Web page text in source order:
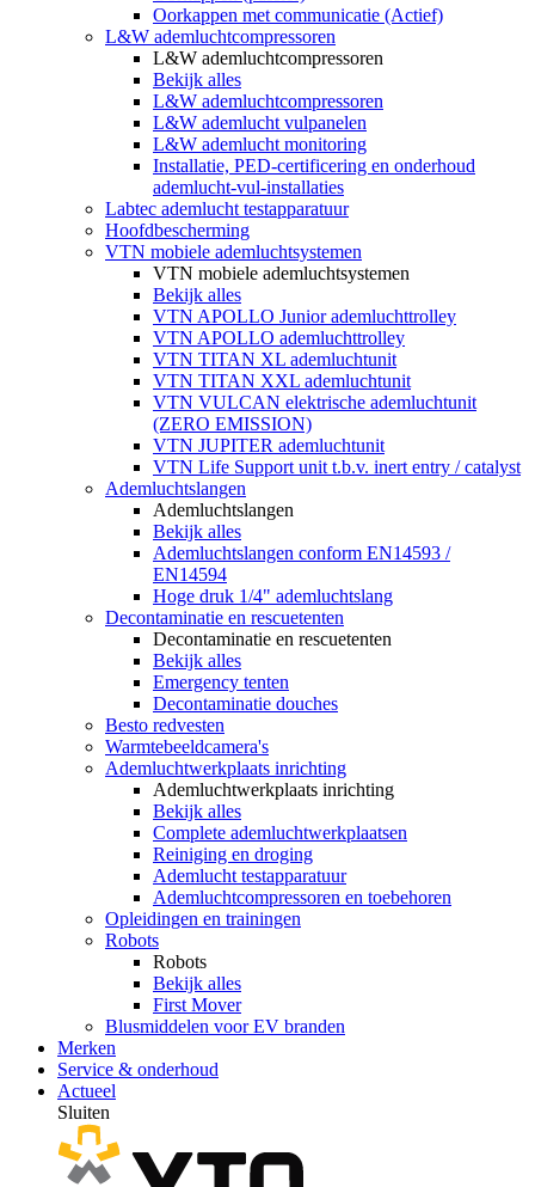
Oorkappen met communicatie (Actief)
L&W ademluchtcompressoren
L&W ademluchtcompressoren
Bekijk alles
L&W ademluchtcompressoren
L&W ademlucht vulpanelen
L&W ademlucht monitoring
Installatie, PED-certificering en onderhoud
ademlucht-vul-installaties
Labtec ademlucht testapparatuur
Hoofdbescherming
VTN mobiele ademluchtsystemen
VTN mobiele ademluchtsystemen
Bekijk alles
VTN APOLLO Junior ademluchttrolley
VTN APOLLO ademluchttrolley
VTN TITAN XL ademluchtunit
VTN TITAN XXL ademluchtunit
VTN VULCAN elektrische ademluchtunit
(ZERO EMISSION)
VTN JUPITER ademluchtunit
VTN Life Support unit t.b.v. inert entry / catalyst
Ademluchtslangen
Ademluchtslangen
Bekijk alles
Ademluchtslangen conform EN14593 /
EN14594
Hoge druk 1/4" ademluchtslang
Decontaminatie en rescuetenten
Decontaminatie en rescuetenten
Bekijk alles
Emergency tenten
Decontaminatie douches
Besto redvesten
Warmtebeeldcamera's
Ademluchtwerkplaats inrichting
Ademluchtwerkplaats inrichting
Bekijk alles
Complete ademluchtwerkplaatsen
Reiniging en droging
Ademlucht testapparatuur
Ademluchtcompressoren en toebehoren
Opleidingen en trainingen
Robots
Robots
Bekijk alles
First Mover
Blusmiddelen voor EV branden
Merken
Service & onderhoud
Actueel
Sluiten